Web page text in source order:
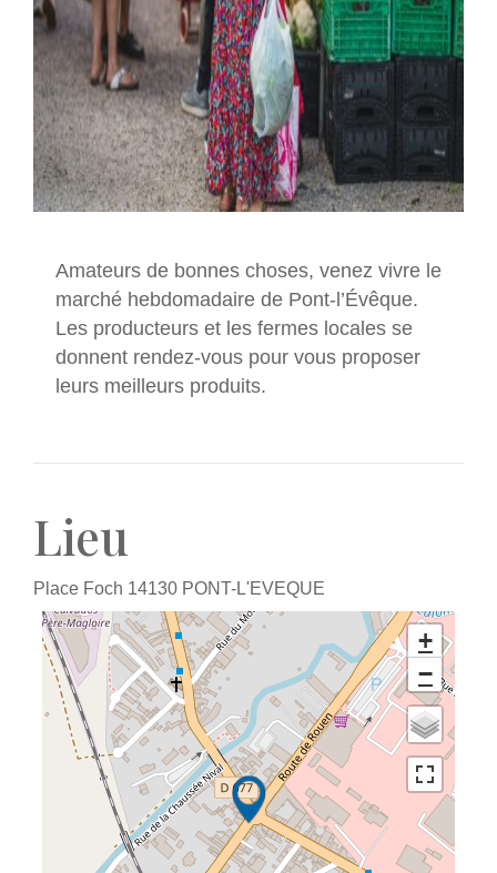
Amateurs de bonnes choses, venez vivre le
marché hebdomadaire de Pont-l’Évêque.
Les producteurs et les fermes locales se
donnent rendez-vous pour vous proposer
leurs meilleurs produits.
Lieu
Place Foch 14130 PONT-L'EVEQUE
+
−